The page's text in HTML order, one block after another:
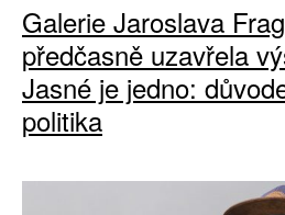
Galerie Jaroslava
předčasně uzavřela
Jasné je jedno:
politika